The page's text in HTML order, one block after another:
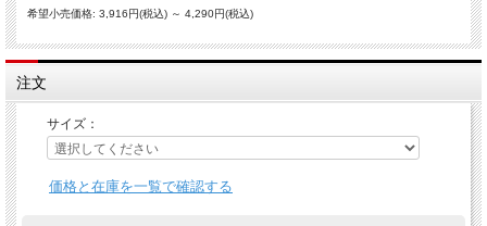
希望小売価格: 3,916円(税込) ～ 4,290円(税込)
注文
サイズ：
価格と在庫を一覧で確認する